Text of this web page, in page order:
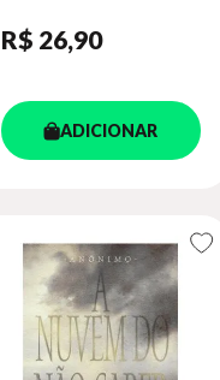
R$ 26,90
ADICIONAR